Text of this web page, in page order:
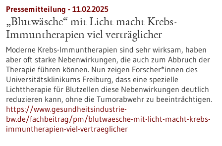
Pressemitteilung - 11.02.2025
„Blutwäsche“ mit Licht macht Krebs-
Immuntherapien viel verträglicher
Moderne Krebs-Immuntherapien sind sehr wirksam, haben
aber oft starke Nebenwirkungen, die auch zum Abbruch der
Therapie führen können. Nun zeigen Forscher*innen des
Universitätsklinikums Freiburg, dass eine spezielle
Lichttherapie für Blutzellen diese Nebenwirkungen deutlich
reduzieren kann, ohne die Tumorabwehr zu beeinträchtigen.
https://www.gesundheitsindustrie-
bw.de/fachbeitrag/pm/blutwaesche-mit-licht-macht-krebs-
immuntherapien-viel-vertraeglicher